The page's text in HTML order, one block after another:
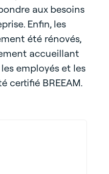
aux besoins
Enfin, les
été rénovés,
accueillant
employés et les
certifié BREEAM.